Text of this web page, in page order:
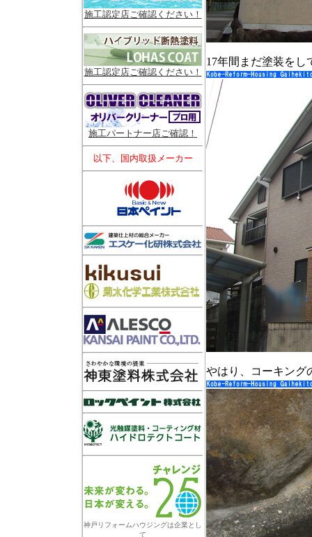
施工認定店ご確認ください！
施工認定店ご確認ください！
施工パートナー店ご確認！
以下、国内取扱メーカー
神戸リフォームハウジングは企業とし
て
17年間まだ塗装を
やはり、コーキング